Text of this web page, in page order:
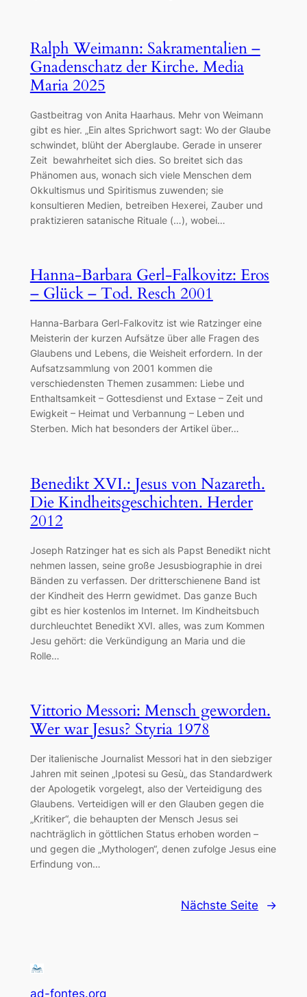
Ralph Weimann: Sakramentalien –
Gnadenschatz der Kirche. Media
Maria 2025
Gastbeitrag von Anita Haarhaus. Mehr von Weimann
gibt es hier. „Ein altes Sprichwort sagt: Wo der Glaube
schwindet, blüht der Aberglaube. Gerade in unserer
Zeit bewahrheitet sich dies. So breitet sich das
Phänomen aus, wonach sich viele Menschen dem
Okkultismus und Spiritismus zuwenden; sie
konsultieren Medien, betreiben Hexerei, Zauber und
praktizieren satanische Rituale (…), wobei…
Hanna-Barbara Gerl-Falkovitz: Eros
– Glück – Tod. Resch 2001
Hanna-Barbara Gerl-Falkovitz ist wie Ratzinger eine
Meisterin der kurzen Aufsätze über alle Fragen des
Glaubens und Lebens, die Weisheit erfordern. In der
Aufsatzsammlung von 2001 kommen die
verschiedensten Themen zusammen: Liebe und
Enthaltsamkeit – Gottesdienst und Extase – Zeit und
Ewigkeit – Heimat und Verbannung – Leben und
Sterben. Mich hat besonders der Artikel über…
Benedikt XVI.: Jesus von Nazareth.
Die Kindheitsgeschichten. Herder
2012
Joseph Ratzinger hat es sich als Papst Benedikt nicht
nehmen lassen, seine große Jesusbiographie in drei
Bänden zu verfassen. Der dritterschienene Band ist
der Kindheit des Herrn gewidmet. Das ganze Buch
gibt es hier kostenlos im Internet. Im Kindheitsbuch
durchleuchtet Benedikt XVI. alles, was zum Kommen
Jesu gehört: die Verkündigung an Maria und die
Rolle…
Vittorio Messori: Mensch geworden.
Wer war Jesus? Styria 1978
Der italienische Journalist Messori hat in den siebziger
Jahren mit seinen „Ipotesi su Gesù„ das Standardwerk
der Apologetik vorgelegt, also der Verteidigung des
Glaubens. Verteidigen will er den Glauben gegen die
„Kritiker“, die behaupten der Mensch Jesus sei
nachträglich in göttlichen Status erhoben worden –
und gegen die „Mythologen“, denen zufolge Jesus eine
Erfindung von…
Nächste Seite →
ad-fontes.org